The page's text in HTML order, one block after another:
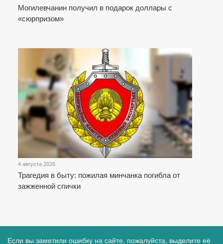
Могилевчанин получил в подарок доллары с
«сюрпризом»
4 августа 2026
Трагедия в быту: пожилая минчанка погибла от
зажженной спички
Если вы заметили ошибку на сайте, пожалуйста, выделите её